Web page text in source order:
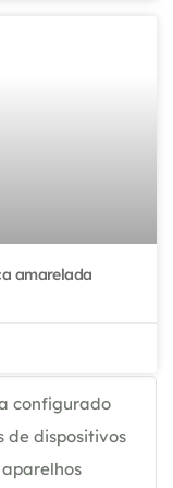
amarelada
configurado
de dispositivos